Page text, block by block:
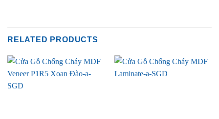
RELATED PRODUCTS